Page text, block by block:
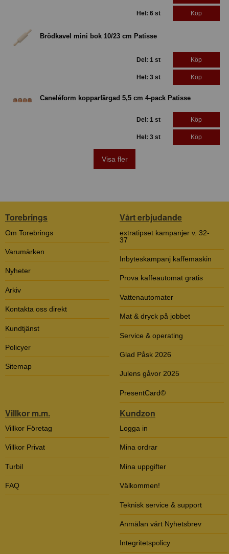
Hel: 6 st Köp
Brödkavel mini bok 10/23 cm Patisse
Del: 1 st Köp
Hel: 3 st Köp
Caneléform kopparfärgad 5,5 cm 4-pack Patisse
Del: 1 st Köp
Hel: 3 st Köp
Visa fler
Torebrings
Om Torebrings
Varumärken
Nyheter
Arkiv
Kontakta oss direkt
Kundtjänst
Policyer
Sitemap
Vårt erbjudande
extratipset kampanjer v. 32-
37
Inbyteskampanj kaffemaskin
Prova kaffeautomat gratis
Vattenautomater
Mat & dryck på jobbet
Service & operating
Glad Påsk 2026
Julens gåvor 2025
PresentCard©
Villkor m.m.
Villkor Företag
Villkor Privat
Turbil
FAQ
Kundzon
Logga in
Mina ordrar
Mina uppgifter
Välkommen!
Teknisk service & support
Anmälan vårt Nyhetsbrev
Integritetspolicy